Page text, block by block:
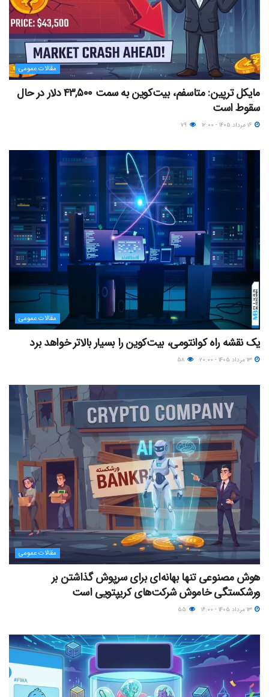
مقالات عمومی
مایکل ترپین: متاسفم، بیت‌کوین به سمت ۴۳,۵۰۰ دلار در حال
سقوط است
مقالات عمومی
یک نقشه راه کوانتومی، بیت‌کوین را بسیار بالاتر خواهد برد
مقالات عمومی
هوش مصنوعی تنها بهانه‌ای برای سرپوش گذاشتن بر
ورشکستگی خاموش شرکت‌های کریپتویی است